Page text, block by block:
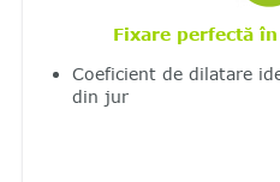
Fixare perfectă
Coeficient de dilatare
din jur